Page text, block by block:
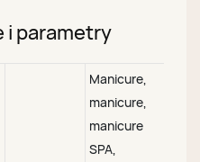
i parametry
Manicure,
manicure,
manicure
SPA,